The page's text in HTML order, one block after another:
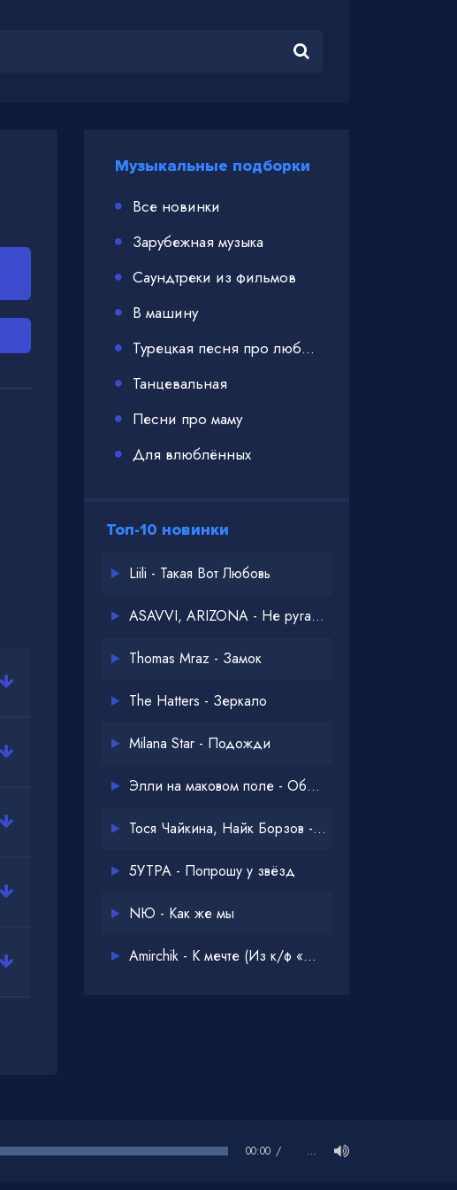
Музыкальные подборки
Все новинки
Зарубежная музыка
Саундтреки из фильмов
В машину
Турецкая песня про любовь
Танцевальная
Песни про маму
Для влюблённых
Топ-10 новинки
Liili - Такая Вот Любовь
ASAVVI, ARIZONA - Не ругайся
Thomas Mraz - Замок
The Hatters - Зеркало
Milana Star - Подожди
Элли на маковом поле - Обнимай
Тося Чайкина, Найк Борзов - Опять
5УТРА - Попрошу у звёзд
NЮ - Как же мы
Amirchik - К мечте (Из к/ф «Одна дома 3»)
00:00 …